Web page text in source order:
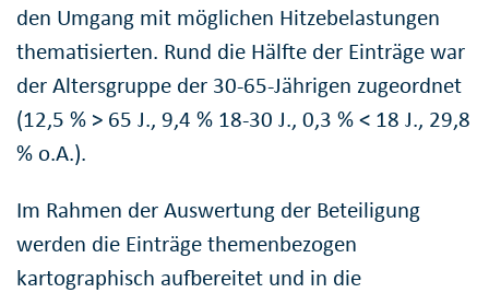
den Umgang mit möglichen Hitzebelastungen
thematisierten. Rund die Hälfte der Einträge war
der Altersgruppe der 30-65-Jährigen zugeordnet
(12,5 % > 65 J., 9,4 % 18-30 J., 0,3 % < 18 J., 29,8
% o.A.).
Im Rahmen der Auswertung der Beteiligung
werden die Einträge themenbezogen
kartographisch aufbereitet und in die